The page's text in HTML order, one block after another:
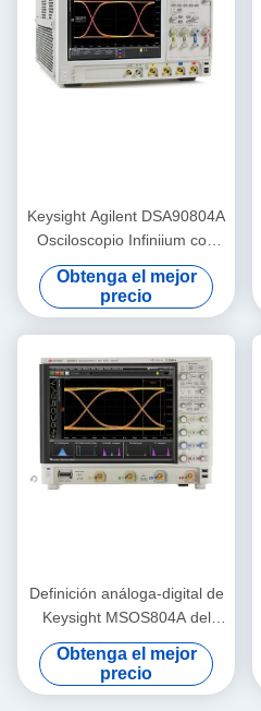
Keysight Agilent DSA90804A
Osciloscopio Infiniium con
ancho de banda de 8 GHz
50 Mpts Memoria y análisis
de datos en serie
Obtenga el mejor
precio
Definición análoga-digital de
Keysight MSOS804A del
osciloscopio de Agilent 8GHz
alta
Obtenga el mejor
precio